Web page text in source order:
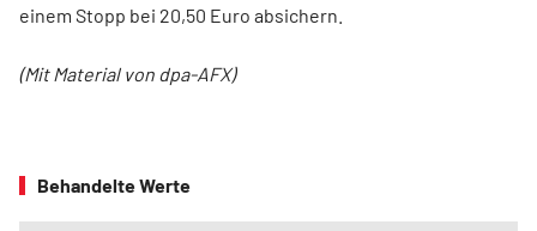
einem Stopp bei 20,50 Euro absichern.
(Mit Material von dpa-AFX)
Behandelte Werte